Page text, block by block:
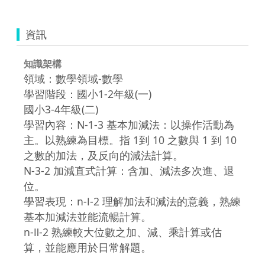
資訊
知識架構
領域：數學領域-數學
學習階段：國小1-2年級(一)
國小3-4年級(二)
學習內容：N-1-3 基本加減法：以操作活動為
主。以熟練為目標。指 1到 10 之數與 1 到 10
之數的加法，及反向的減法計算。
N-3-2 加減直式計算：含加、減法多次進、退
位。
學習表現：n-Ⅰ-2 理解加法和減法的意義，熟練
基本加減法並能流暢計算。
n-Ⅱ-2 熟練較大位數之加、減、乘計算或估
算，並能應用於日常解題。